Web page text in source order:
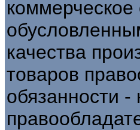
качества
товаров
обязанности -